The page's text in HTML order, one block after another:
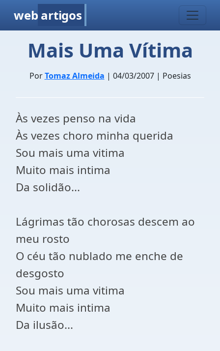
web artigos
Mais Uma Vítima
PorTomaz Almeida | 04/03/2007 | Poesias
Às vezes penso na vida
Às vezes choro minha querida
Sou mais uma vitima
Muito mais intima
Da solidão...
Lágrimas tão chorosas descem ao
meu rosto
O céu tão nublado me enche de
desgosto
Sou mais uma vitima
Muito mais intima
Da ilusão...